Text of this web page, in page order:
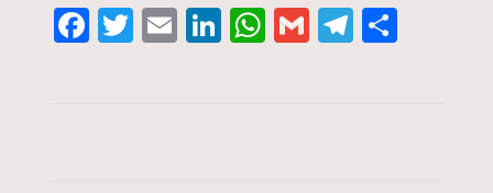
Facebook
Twitter
EmailLinkedIn
WhatsApp
Gmail